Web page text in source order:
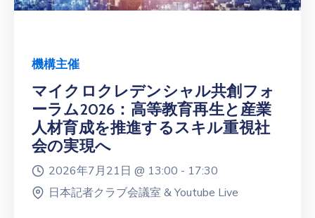
機構主催
マイクロクレデンシャル共創フォ
ーラム2026：高等教育再生と産業
人材育成を推進するスキル重視社
会の実現へ
2026年7月21日 @ 13:00 - 17:30
日本記者クラブ会議室 & Youtube Live